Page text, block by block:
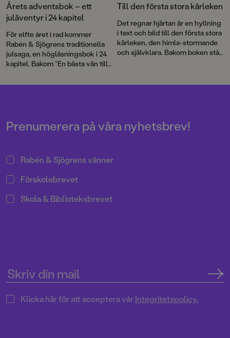
Årets adventsbok – ett
juläventyr i 24 kapitel
För elfte året i rad kommer
Rabén & Sjögrens traditionella
julsaga, en högläsningsbok i 24
kapitel. Bakom ”En bästa vän till
och illustratören Katarina
saga om sönderälskade
julgransprydnader.
Till den första stora kärleken
Det regnar hjärtan är en hyllning
i text och bild till den första stora
kärleken, den himla-stormande
och självklara. Bakom boken står
Prenumerera på våra nyhetsbrev!
Rabén & Sjögrens vänner
Förskolebrevet
Skola & Biblioteksbrevet
Klicka här för att acceptera vårIntegritetspolicy.